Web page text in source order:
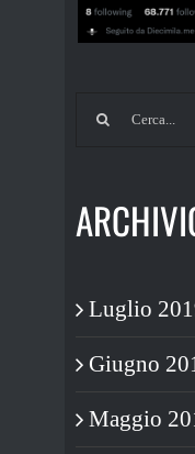
Cerca
Luglio
Giugno
Maggio